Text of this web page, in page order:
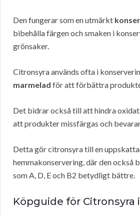
Den fungerar som en utmärkt
bibehålla färgen och smaken i
grönsaker.
Citronsyra används ofta i
marmelad för att förbättra
Det bidrar också till att hindra
att produkter missfärgas och
Detta gör citronsyra till en
hemmakonservering, där den också
som A, D, E och B2 betydligt bättre.
Köpguide för Citronsyra